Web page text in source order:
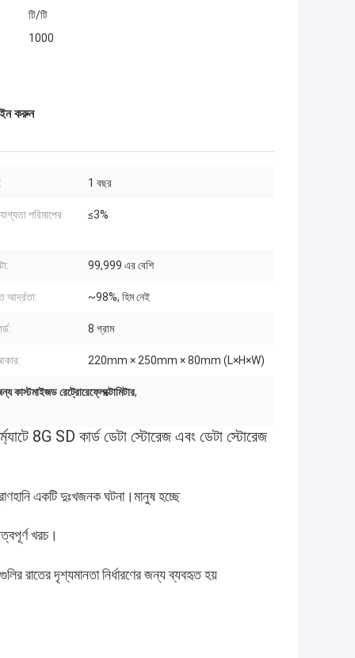
টি/টি
1000
করুন
1 বছর
পরিমাপের ≤3%
99,999 এর বেশি
আর্দ্রতা: ~98%, হিম নেই
8 গ্রাম
220mm × 250mm × 80mm (L×H×W)
কাস্টমাইজড রেট্রোরেফ্লেক্টোমিটার,
8G SD কার্ড ডেটা স্টোরেজ এবং ডেটা স্টোরেজ
একটি দুঃখজনক ঘটনা।মানুষ হচ্ছে
খরচ।
রাতের দৃশ্যমানতা নির্ধারণের জন্য ব্যবহৃত হয়